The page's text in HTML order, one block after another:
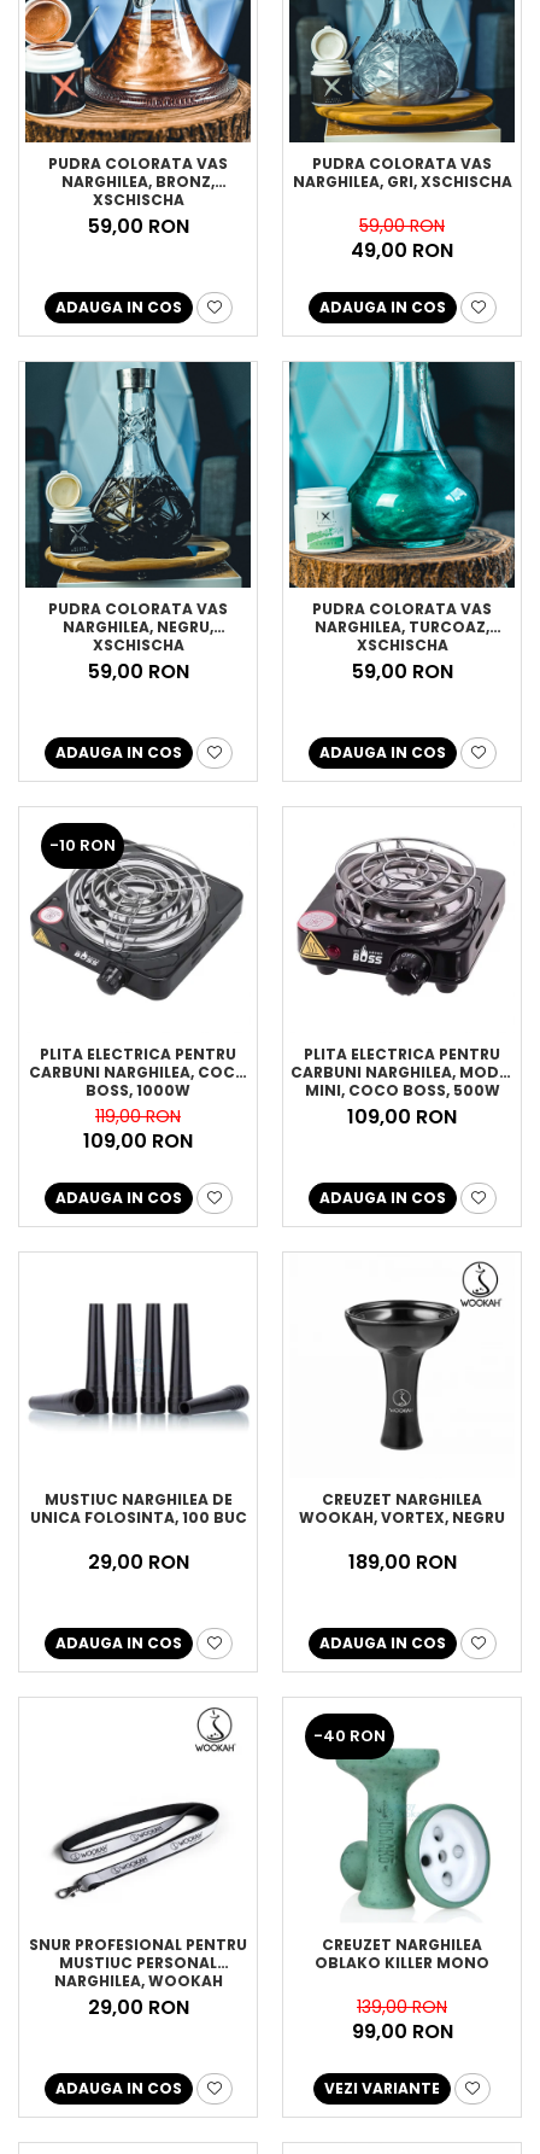
PUDRA COLORATA VAS
NARGHILEA, BRONZ,
XSCHISCHA
59,00 RON
ADAUGA IN COS
PUDRA COLORATA VAS
NARGHILEA, GRI, XSCHISCHA
59,00 RON
49,00 RON
ADAUGA IN COS
PUDRA COLORATA VAS
NARGHILEA, NEGRU,
XSCHISCHA
59,00 RON
ADAUGA IN COS
PUDRA COLORATA VAS
NARGHILEA, TURCOAZ,
XSCHISCHA
59,00 RON
ADAUGA IN COS
-10 RON
PLITA ELECTRICA PENTRU
CARBUNI NARGHILEA, COCO
BOSS, 1000W
119,00 RON
109,00 RON
ADAUGA IN COS
PLITA ELECTRICA PENTRU
CARBUNI NARGHILEA, MODEL
MINI, COCO BOSS, 500W
109,00 RON
ADAUGA IN COS
MUSTIUC NARGHILEA DE
UNICA FOLOSINTA, 100 BUC
29,00 RON
ADAUGA IN COS
CREUZET NARGHILEA
WOOKAH, VORTEX, NEGRU
189,00 RON
ADAUGA IN COS
SNUR PROFESIONAL PENTRU
MUSTIUC PERSONAL
NARGHILEA, WOOKAH
29,00 RON
ADAUGA IN COS
-40 RON
CREUZET NARGHILEA
OBLAKO KILLER MONO
139,00 RON
99,00 RON
VEZI VARIANTE